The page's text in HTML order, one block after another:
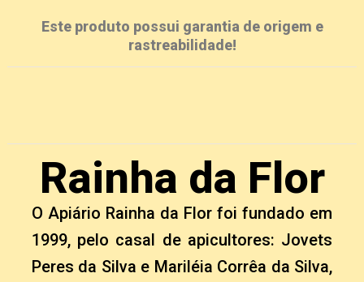
Este produto possui garantia de origem e
rastreabilidade!
Rainha da Flor
O Apiário Rainha da Flor foi fundado em
1999, pelo casal de apicultores: Jovets
Peres da Silva e Mariléia Corrêa da Silva,